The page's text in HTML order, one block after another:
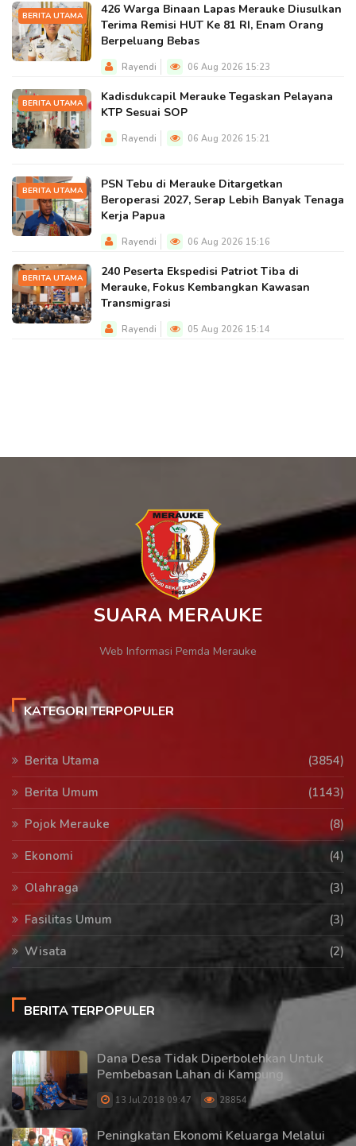
BERITA UTAMA
426 Warga Binaan Lapas Merauke Diusulkan
Terima Remisi HUT Ke 81 RI, Enam Orang
Berpeluang Bebas
Rayendi 06 Aug 2026 15:23
BERITA UTAMA
Kadisdukcapil Merauke Tegaskan Pelayana
KTP Sesuai SOP
Rayendi 06 Aug 2026 15:21
BERITA UTAMA
PSN Tebu di Merauke Ditargetkan
Beroperasi 2027, Serap Lebih Banyak Tenaga
Kerja Papua
Rayendi 06 Aug 2026 15:16
BERITA UTAMA
240 Peserta Ekspedisi Patriot Tiba di
Merauke, Fokus Kembangkan Kawasan
Transmigrasi
Rayendi 05 Aug 2026 15:14
SUARA MERAUKE
Web Informasi Pemda Merauke
KATEGORI TERPOPULER
Berita Utama
(3854)
Berita Umum
(1143)
Pojok Merauke
(8)
Ekonomi
(4)
Olahraga
(3)
Fasilitas Umum
(3)
Wisata
(2)
BERITA TERPOPULER
Dana Desa Tidak Diperbolehkan Untuk
Pembebasan Lahan di Kampung
13 Jul 2018 09:47 28854
Peningkatan Ekonomi Keluarga Melalui